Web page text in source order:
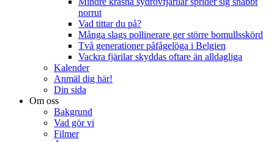
norrut
Vad tittar du på?
Många slags pollinerare ger större bomullsskörd
Två generationer påfågelöga i Belgien
Vackra fjärilar skyddas oftare än alldagliga
Kalender
Anmäl dig här!
Din sida
Om oss
Bakgrund
Vad gör vi
Filmer